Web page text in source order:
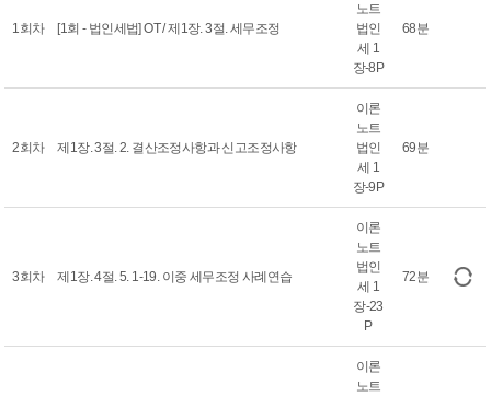
1회차 [1회 - 법인세법] OT / 제1장. 3절. 세무조정
노트
법인
세 1
장-8P
68분
2회차 제1장. 3절. 2. 결산조정사항과 신고조정사항
이론
노트
법인
세 1
장-9P
69분
3회차 제1장. 4절. 5. 1-19. 이중 세무조정 사례연습
이론
노트
법인
세 1
장-23
P
72분
이론
노트